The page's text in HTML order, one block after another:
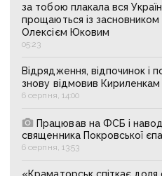
за тобою плакала вся
прощаються із засновником
Олексієм Юковим
05:23
Відрядження, відпочинок і
знову відмовив Кириленкам
6 серпня, 14:00
Працював на ФСБ і
священника Покровської
6 серпня, 13:53